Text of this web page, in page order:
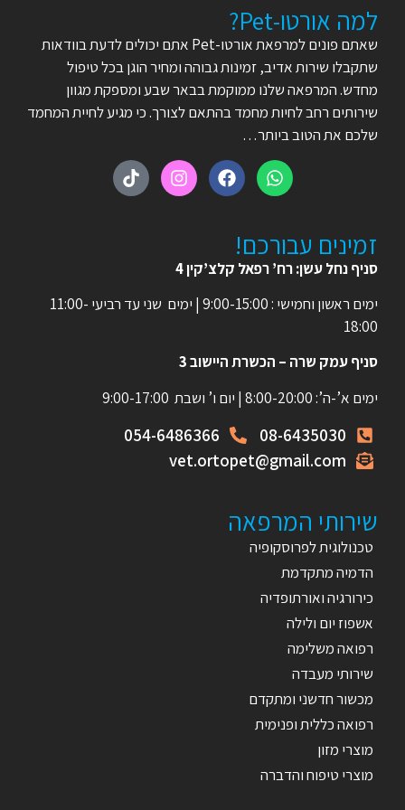
למה אורטו-Pet?
שאתם פונים למרפאת אורטו-Pet אתם יכולים לדעת בוודאות
שתקבלו שירות אדיב, זמינות גבוהה ומחיר הוגן בכל טיפול
מחדש. המרפאה שלנו ממוקמת בבאר שבע ומספקת מגוון
שירותים רחב לחיות מחמד בהתאם לצורך. כי מגיע לחיית המחמד
שלכם את הטוב ביותר…
זמינים עבורכם!
סניף נחל עשן: רח’ רפאל קלצ’קין 4
ימים ראשון וחמישי : 9:00-15:00 | ימים שני עד רביעי 11:00-
18:00
סניף עמק שרה – הכשרת היישוב 3
ימים א’-ה’: 8:00-20:00 | יום ו’ ושבת 9:00-17:00
08-6435030
054-6486366
vet.ortopet@gmail.com
שירותי המרפאה
טכנולוגית לפרוסקופיה
הדמיה מתקדמת
כירורגיה ואורתופדיה
אשפוז יום ולילה
רפואה משלימה
שירותי מעבדה
מכשור חדשני ומתקדם
רפואה כללית ופנימית
מוצרי מזון
מוצרי טיפוח והדברה